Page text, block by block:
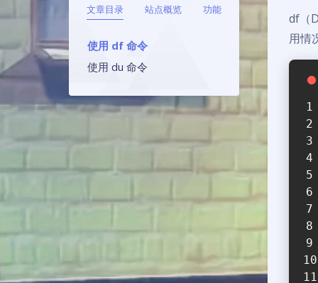
文章目录 站点概览 功能
使用 df 命令
使用 du 命令
df（
用情